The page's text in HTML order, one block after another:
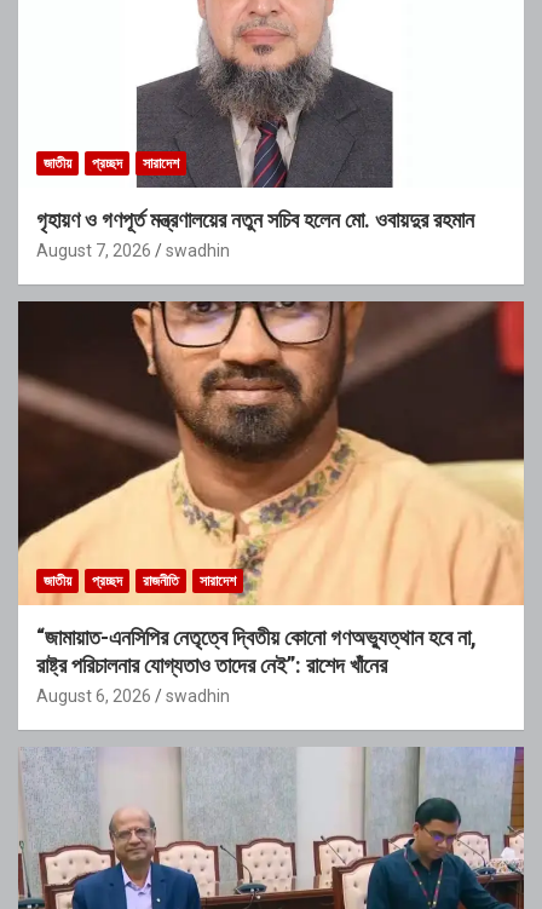
জাতীয় প্রচ্ছদ সারাদেশ
গৃহায়ণ ও গণপূর্ত মন্ত্রণালয়ের নতুন সচিব হলেন মো. ওবায়দুর রহমান
August 7, 2026 swadhin
জাতীয় প্রচ্ছদ রাজনীতি সারাদেশ
“জামায়াত-এনসিপির নেতৃত্বে দ্বিতীয় কোনো গণঅভ্যুত্থান হবে না,
রাষ্ট্র পরিচালনার যোগ্যতাও তাদের নেই”: রাশেদ খাঁনের
August 6, 2026 swadhin